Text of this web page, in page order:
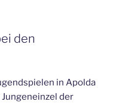
den
in Apolda
der